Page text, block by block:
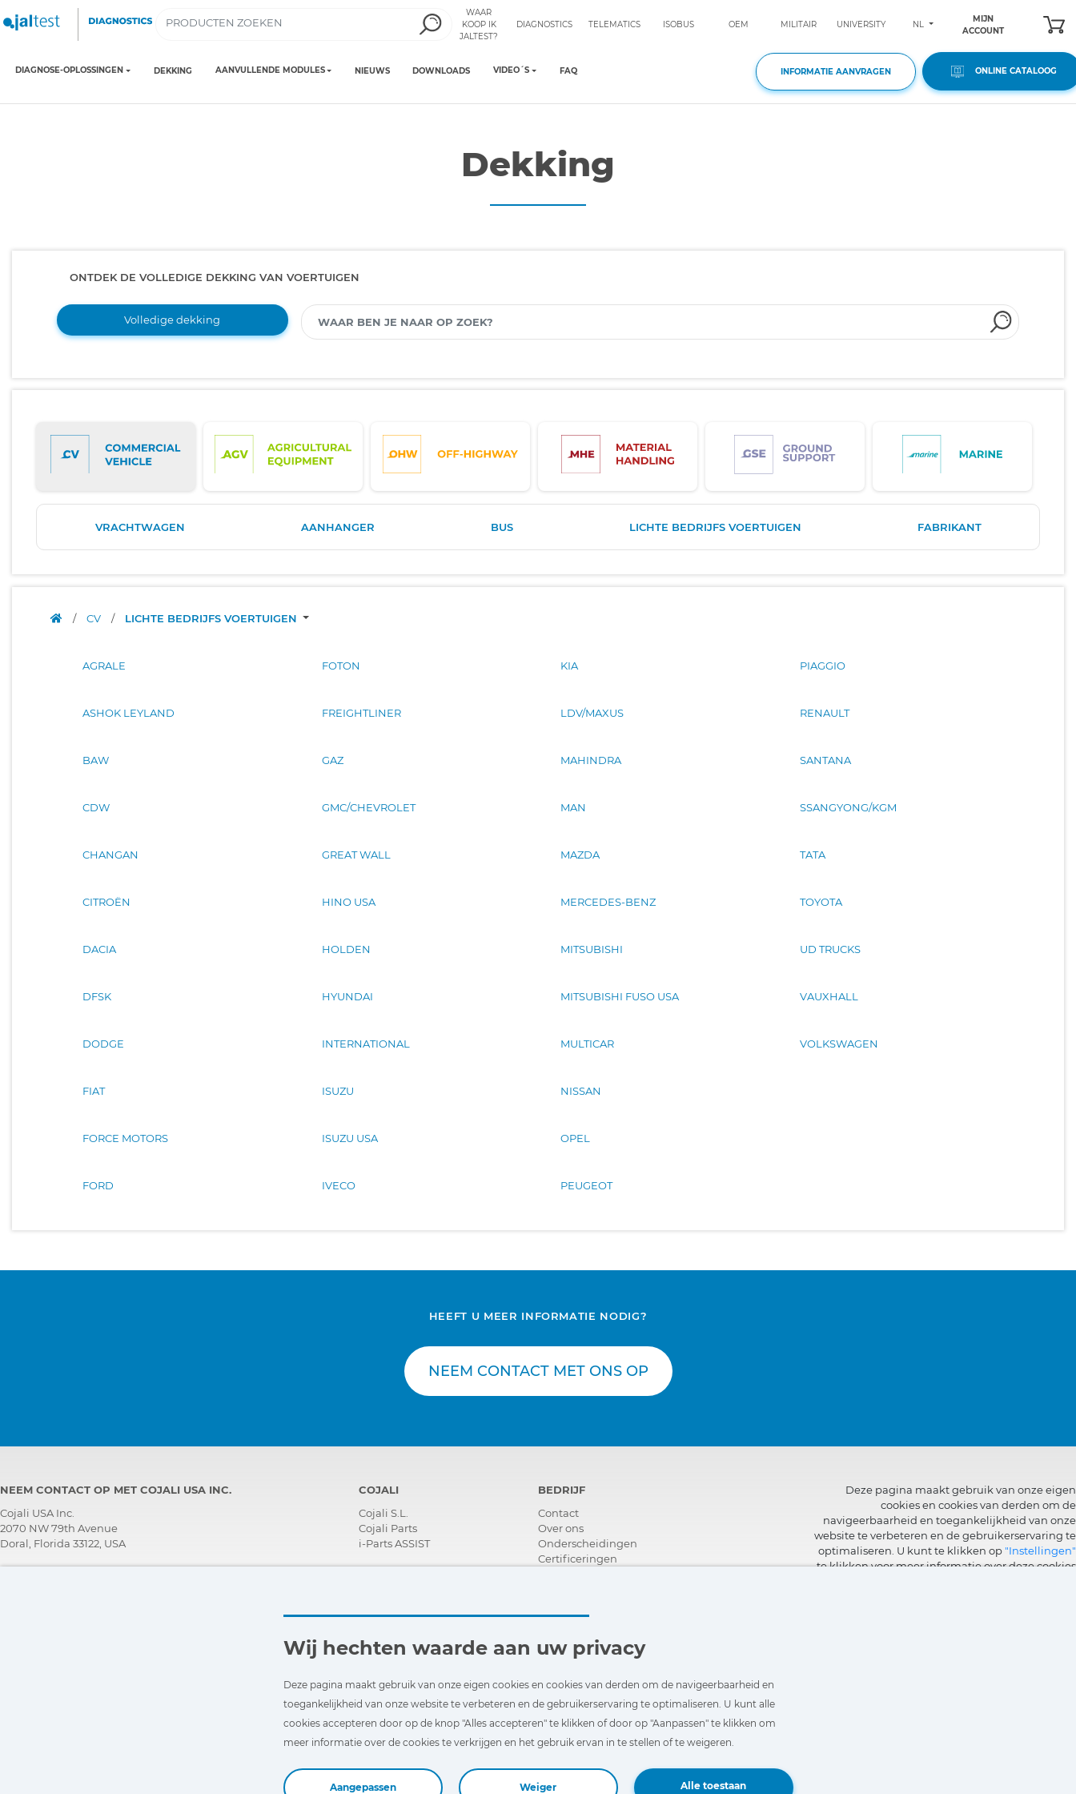
WAAR
KOOP IK
JALTEST?
DIAGNOSTICS TELEMATICS ISOBUS OEM MILITAIR UNIVERSITY NL
MIJN
ACCOUNT
DIAGNOSE-OPLOSSINGEN DEKKING AANVULLENDE MODULES NIEUWS DOWNLOADS VIDEO´S FAQ INFORMATIE AANVRAGEN ONLINE CATALOOG
Dekking
ONTDEK DE VOLLEDIGE DEKKING VAN VOERTUIGEN
Volledige dekking
VRACHTWAGEN AANHANGER BUS LICHTE BEDRIJFS VOERTUIGEN FABRIKANT
/ CV / LICHTE BEDRIJFS VOERTUIGEN
AGRALE
ASHOK LEYLAND
BAW
CDW
CHANGAN
CITROËN
DACIA
DFSK
DODGE
FIAT
FORCE MOTORS
FORD
FOTON
FREIGHTLINER
GAZ
GMC/CHEVROLET
GREAT WALL
HINO USA
HOLDEN
HYUNDAI
INTERNATIONAL
ISUZU
ISUZU USA
IVECO
KIA
LDV/MAXUS
MAHINDRA
MAN
MAZDA
MERCEDES-BENZ
MITSUBISHI
MITSUBISHI FUSO USA
MULTICAR
NISSAN
OPEL
PEUGEOT
PIAGGIO
RENAULT
SANTANA
SSANGYONG/KGM
TATA
TOYOTA
UD TRUCKS
VAUXHALL
VOLKSWAGEN
HEEFT U MEER INFORMATIE NODIG?
NEEM CONTACT MET ONS OP
NEEM CONTACT OP MET COJALI USA INC.
Cojali USA Inc.
2070 NW 79th Avenue
Doral, Florida 33122, USA
COJALI
Cojali S.L.
Cojali Parts
i-Parts ASSIST
BEDRIJF
Contact
Over ons
Onderscheidingen
Certificeringen
Nieuws
FAQ - V&A
Deze pagina maakt gebruik van onze eigen
cookies en cookies van derden om de
navigeerbaarheid en toegankelijkheid van onze
website te verbeteren en de gebruikerservaring te
optimaliseren. U kunt te klikken op"Instellingen"
te klikken voor meer informatie over deze cookies
Wij hechten waarde aan uw privacy
Deze pagina maakt gebruik van onze eigen cookies en cookies van derden om de navigeerbaarheid en
toegankelijkheid van onze website te verbeteren en de gebruikerservaring te optimaliseren. U kunt alle
cookies accepteren door op de knop "Alles accepteren" te klikken of door op "Aanpassen" te klikken om
meer informatie over de cookies te verkrijgen en het gebruik ervan in te stellen of te weigeren.
Aangepassen Weiger Alle toestaan